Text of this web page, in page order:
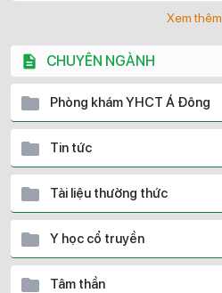
Xem thêm
CHUYÊN NGÀNH
Phòng khám YHCT Á Đông
Tin tức
Tài liệu thường thức
Y học cổ truyền
Tâm thần